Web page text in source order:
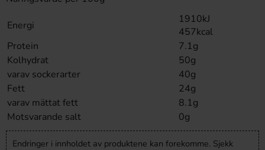
Energi
1910kJ
457kcal
Protein
7.1g
Kolhydrat
50g
varav sockerarter
40g
Fett
24g
varav mättat fett
8.1g
Motsvarande salt
0g
Endringer i innholdet av produktene kan forekomme. Sjekk